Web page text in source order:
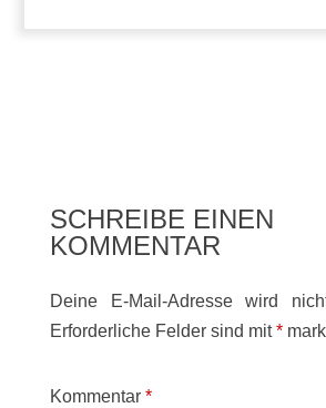
SCHREIBE EINEN
KOMMENTAR
Deine E-Mail-Adresse wird
Erforderliche Felder sind mit*
Kommentar *